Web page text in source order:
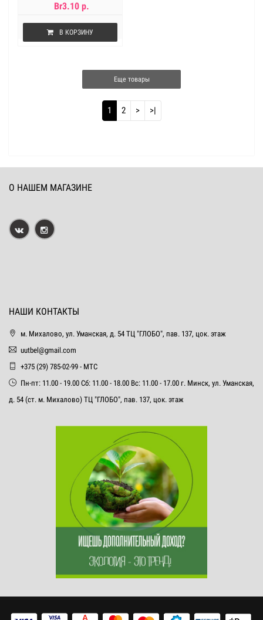
Br3.10 р.
В КОРЗИНУ
Еще товары
1 2 > >|
О НАШЕМ МАГАЗИНЕ
НАШИ КОНТАКТЫ
м. Михалово, ул. Уманская, д. 54 ТЦ "ГЛОБО", пав. 137, цок. этаж
uutbel@gmail.com
+375 (29) 785-02-99 - МТС
Пн-пт: 11.00 - 19.00 Сб: 11.00 - 18.00 Вс: 11.00 - 17.00 г. Минск, ул. Уманская,
д. 54 (ст. м. Михалово) ТЦ "ГЛОБО", пав. 137, цок. этаж